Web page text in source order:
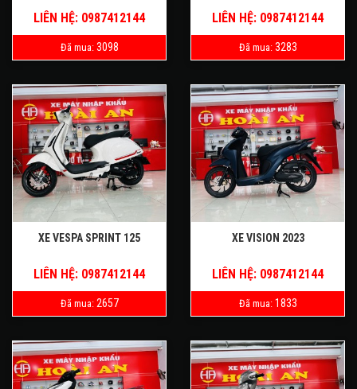
LIÊN HỆ: 0987412144
Đã mua: 3098
LIÊN HỆ: 0987412144
Đã mua: 3283
XE VESPA SPRINT 125
LIÊN HỆ: 0987412144
Đã mua: 2657
XE VISION 2023
LIÊN HỆ: 0987412144
Đã mua: 1833